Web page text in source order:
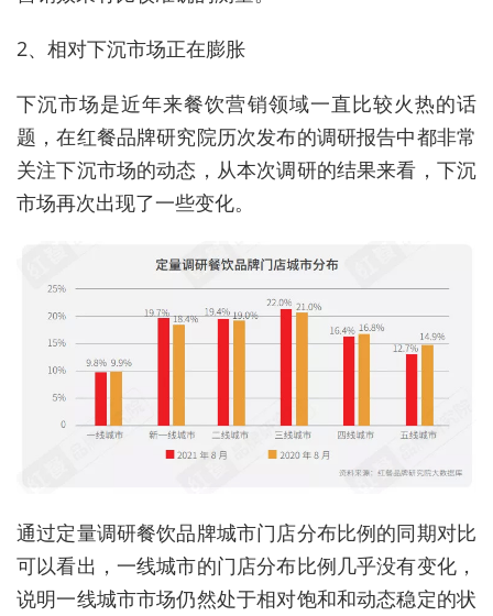
2、相对下沉市场正在膨胀
下沉市场是近年来餐饮营销领域一直比较火热的话
题，在红餐品牌研究院历次发布的调研报告中都非常
关注下沉市场的动态，从本次调研的结果来看，下沉
市场再次出现了一些变化。
通过定量调研餐饮品牌城市门店分布比例的同期对比
可以看出，一线城市的门店分布比例几乎没有变化，
说明一线城市市场仍然处于相对饱和和动态稳定的状